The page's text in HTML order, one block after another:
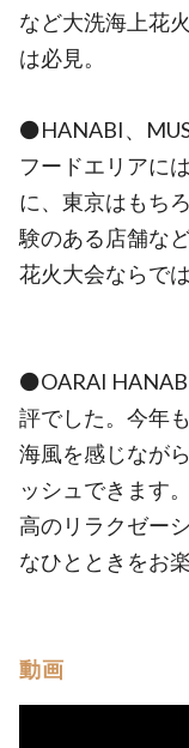
など大洗海上花
は必見。
⚫️HANABI、
フードエリアに
に、東京はもち
験のある店舗な
花火大会ならで
⚫️OARAI
評でした。今年
海風を感じなが
ッシュできます
高のリラクゼー
なひとときをお
動画